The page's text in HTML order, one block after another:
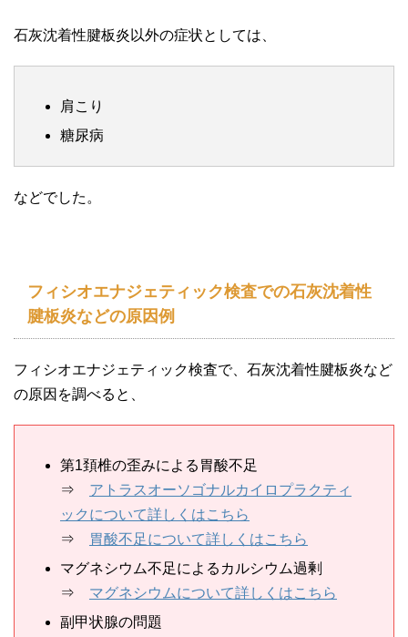
石灰沈着性腱板炎以外の症状としては、
肩こり
糖尿病
などでした。
フィシオエナジェティック検査での石灰沈着性
腱板炎などの原因例
フィシオエナジェティック検査で、石灰沈着性腱板炎など
の原因を調べると、
第1頚椎の歪みによる胃酸不足
⇒ アトラスオーソゴナルカイロプラクティ
ックについて詳しくはこちら
⇒
胃酸不足について詳しくはこちら
マグネシウム不足によるカルシウム過剰
⇒ マグネシウムについて詳しくはこちら
副甲状腺の問題